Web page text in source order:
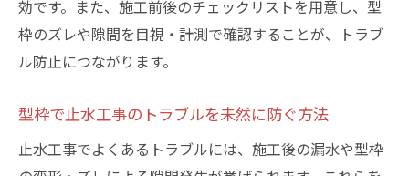
効です。また、施工前後のチェックリストを用意し、型
枠のズレや隙間を目視・計測で確認することが、トラブ
ル防止につながります。
型枠で止水工事のトラブルを未然に防ぐ方法
止水工事でよくあるトラブルには、施工後の漏水や型枠